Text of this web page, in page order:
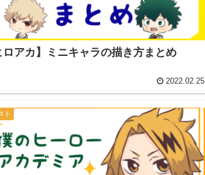
ロアカ】ミニキャラの描き方まとめ
2022.02.25
ト